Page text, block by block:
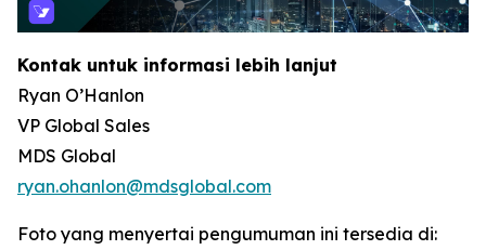
Kontak untuk informasi lebih lanjut
Ryan O’Hanlon
VP Global Sales
MDS Global
ryan.ohanlon@mdsglobal.com
Foto yang menyertai pengumuman ini tersedia di: